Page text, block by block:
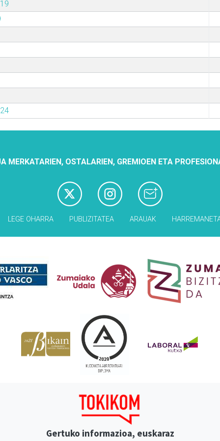
MERKATARIEN, OSTALARIEN, GREMIOEN ETA
LEGE OHARRA PUBLIZITATEA ARAUAK
Gertuko informazioa, euskaraz